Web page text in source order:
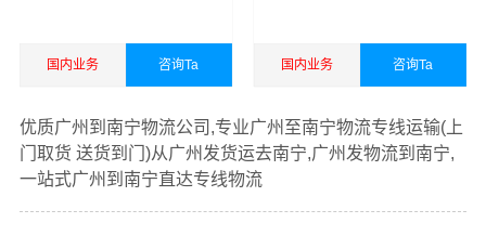
多咨询，找到合适您的物流服务商。
优质 广州到南宁物流公司 ，专业广州至南宁物流专线运输
（上门取货 送货到门）从广州发货运去南宁、广州发物流
到南宁，一站式广州到南宁直达专线物流
国内业务 咨询Ta 国内业务 咨询Ta
优质广州到南宁物流公司,专业广州至南宁物流专线运输(上
门取货 送货到门)从广州发货运去南宁,广州发物流到南宁,
一站式广州到南宁直达专线物流